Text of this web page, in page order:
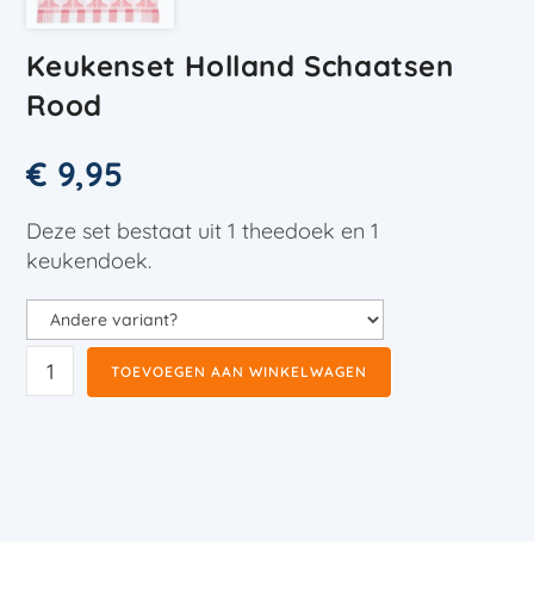
Keukenset Holland Schaatsen
Rood
€ 9,95
Deze set bestaat uit 1 theedoek en 1
keukendoek.
TOEVOEGEN AAN WINKELWAGEN